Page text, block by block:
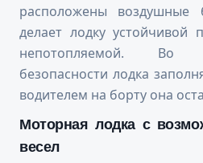
расположены воздушные
делает лодку
непотопляемой. Во
безопасности лодка
водителем на борту она
Моторная лодка с
весел